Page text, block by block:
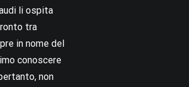
li ospita
tra
in nome del
conoscere
non